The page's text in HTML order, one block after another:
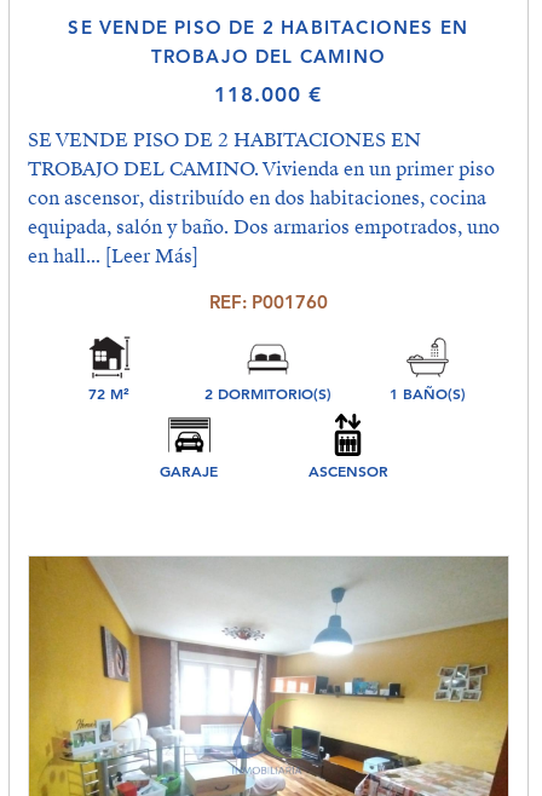
SE VENDE PISO DE 2 HABITACIONES EN
TROBAJO DEL CAMINO
118.000 €
SE VENDE PISO DE 2 HABITACIONES EN
TROBAJO DEL CAMINO. Vivienda en un primer piso
con ascensor, distribuído en dos habitaciones, cocina
equipada, salón y baño. Dos armarios empotrados, uno
en hall... [Leer Más]
REF: P001760
72 M² 2 DORMITORIO(S) 1 BAÑO(S)
GARAJE ASCENSOR